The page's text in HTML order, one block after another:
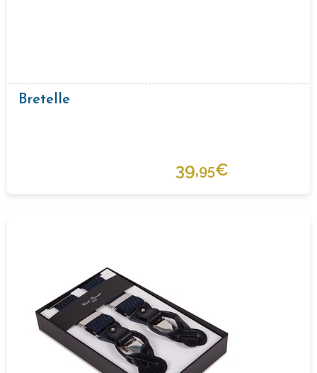
Bretelle
39,95€